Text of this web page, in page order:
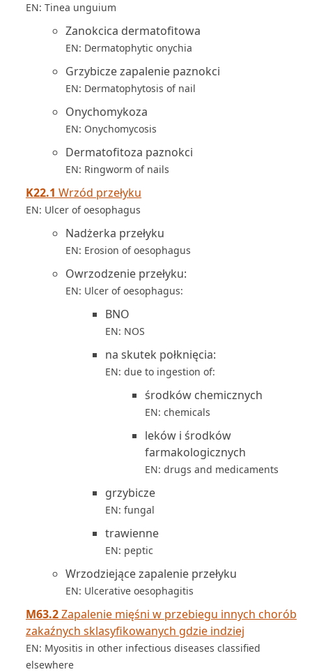
EN: Tinea unguium
Zanokcica dermatofitowa
EN: Dermatophytic onychia
Grzybicze zapalenie paznokci
EN: Dermatophytosis of nail
Onychomykoza
EN: Onychomycosis
Dermatofitoza paznokci
EN: Ringworm of nails
K22.1 Wrzód przełyku
EN: Ulcer of oesophagus
Nadżerka przełyku
EN: Erosion of oesophagus
Owrzodzenie przełyku:
EN: Ulcer of oesophagus:
BNO
EN: NOS
na skutek połknięcia:
EN: due to ingestion of:
środków chemicznych
EN: chemicals
leków i środków
farmakologicznych
EN: drugs and medicaments
grzybicze
EN: fungal
trawienne
EN: peptic
Wrzodziejące zapalenie przełyku
EN: Ulcerative oesophagitis
M63.2Zapalenie mięśni w przebiegu innych chorób
zakaźnych sklasyfikowanych gdzie indziej
EN: Myositis in other infectious diseases classified
elsewhere